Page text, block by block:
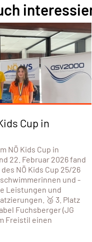
Cup in
NÖ Kids Cup in
22. Februar 2026 fand
NÖ Kids Cup 25/26
und -
Leistungen und
🥉 3. Platz
Fuchsberger (JG
Freistil einen